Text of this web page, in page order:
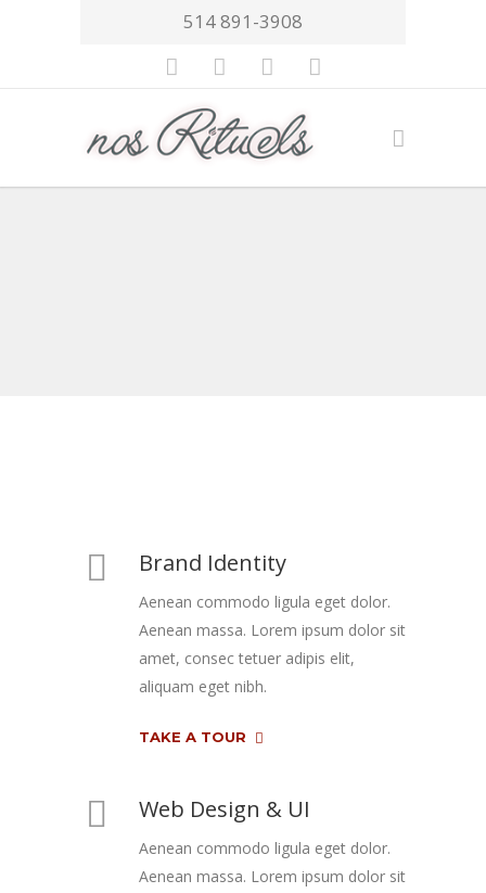
514 891-3908
Brand Identity
Aenean commodo ligula eget dolor.
Aenean massa. Lorem ipsum dolor sit
amet, consec tetuer adipis elit,
aliquam eget nibh.
TAKE A TOUR
Web Design & UI
Aenean commodo ligula eget dolor.
Aenean massa. Lorem ipsum dolor sit